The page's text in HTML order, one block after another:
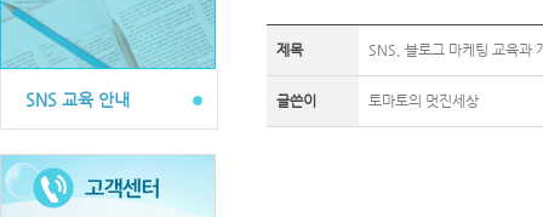
SNS 교육 안내
제목 SNS, 블로그 마케팅 교육과
글쓴이 토마토의 멋진세상